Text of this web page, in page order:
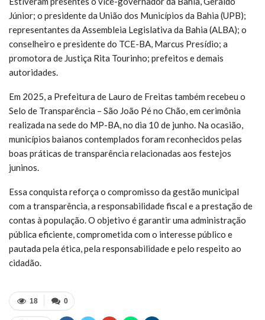
Júnior; o presidente da União dos Municípios da Bahia (UPB);
representantes da Assembleia Legislativa da Bahia (ALBA); o
conselheiro e presidente do TCE-BA, Marcus Presídio; a
promotora de Justiça Rita Tourinho; prefeitos e demais
autoridades.
Em 2025, a Prefeitura de Lauro de Freitas também recebeu o
Selo de Transparência – São João Pé no Chão, em cerimônia
realizada na sede do MP-BA, no dia 10 de junho. Na ocasião,
municípios baianos contemplados foram reconhecidos pelas
boas práticas de transparência relacionadas aos festejos
juninos.
Essa conquista reforça o compromisso da gestão municipal
com a transparência, a responsabilidade fiscal e a prestação de
contas à população. O objetivo é garantir uma administração
pública eficiente, comprometida com o interesse público e
pautada pela ética, pela responsabilidade e pelo respeito ao
cidadão.
0
18